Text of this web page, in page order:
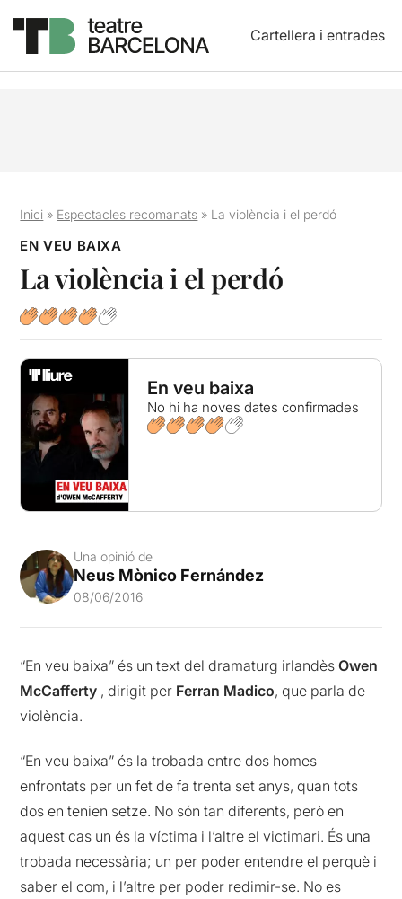
Cartellera i entrades
Inici » Espectacles recomanats » La violència i el perdó
EN VEU BAIXA
La violència i el perdó
En veu baixa
No hi ha noves dates confirmades
Una opinió de
Neus Mònico Fernández
08/06/2016
“En veu baixa” és un text del dramaturg irlandèsOwen
McCafferty , dirigit per Ferran Madico, que parla de
violència.
“En veu baixa” és la trobada entre dos homes
enfrontats per un fet de fa trenta set anys, quan tots
dos en tenien setze. No són tan diferents, però en
aquest cas un és la víctima i l’altre el victimari. És una
trobada necessària; un per poder entendre el perquè i
saber el com, i l’altre per poder redimir-se. No es